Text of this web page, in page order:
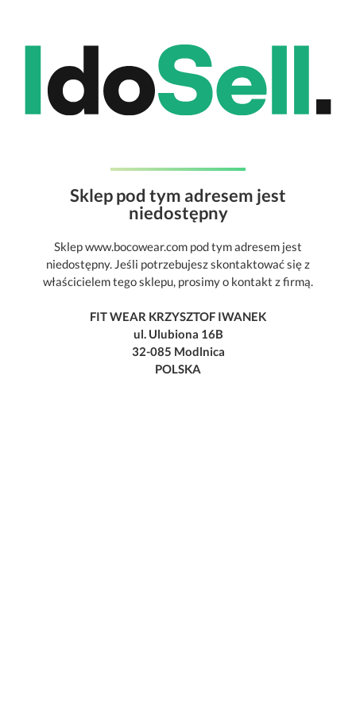
Sklep pod tym adresem jest
niedostępny
Sklep www.bocowear.com pod tym adresem jest
niedostępny. Jeśli potrzebujesz skontaktować się z
właścicielem tego sklepu, prosimy o kontakt z firmą.
FIT WEAR KRZYSZTOF IWANEK
ul. Ulubiona 16B
32-085 Modlnica
POLSKA